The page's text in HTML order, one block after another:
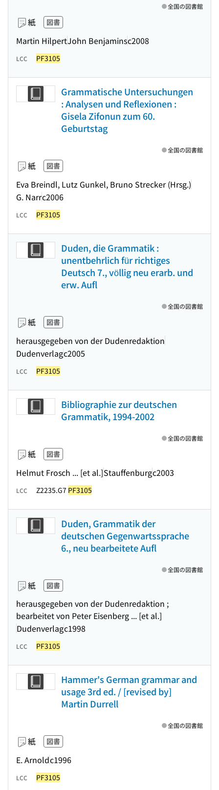
紙 図書
Martin HilpertJohn Benjaminsc2008
全国の図書館
LCC PF3105
Grammatische Untersuchungen
: Analysen und Reflexionen :
Gisela Zifonun zum 60.
Geburtstag
紙 図書
Eva Breindl, Lutz Gunkel, Bruno Strecker (Hrsg.)
G. Narrc2006
全国の図書館
LCC PF3105
Duden, die Grammatik :
unentbehrlich für richtiges
Deutsch 7., völlig neu erarb. und
erw. Aufl
紙 図書
herausgegeben von der Dudenredaktion
Dudenverlagc2005
全国の図書館
LCC PF3105
Bibliographie zur deutschen
Grammatik, 1994-2002
紙 図書
Helmut Frosch ... [et al.]Stauffenburgc2003
全国の図書館
LCC Z2235.G7 PF3105
Duden, Grammatik der
deutschen Gegenwartssprache
6., neu bearbeitete Aufl
紙 図書
herausgegeben von der Dudenredaktion ;
bearbeitet von Peter Eisenberg ... [et al.]
Dudenverlagc1998
全国の図書館
LCC PF3105
Hammer's German grammar and
usage 3rd ed. / [revised by]
Martin Durrell
紙 図書
E. Arnoldc1996
全国の図書館
LCC PF3105